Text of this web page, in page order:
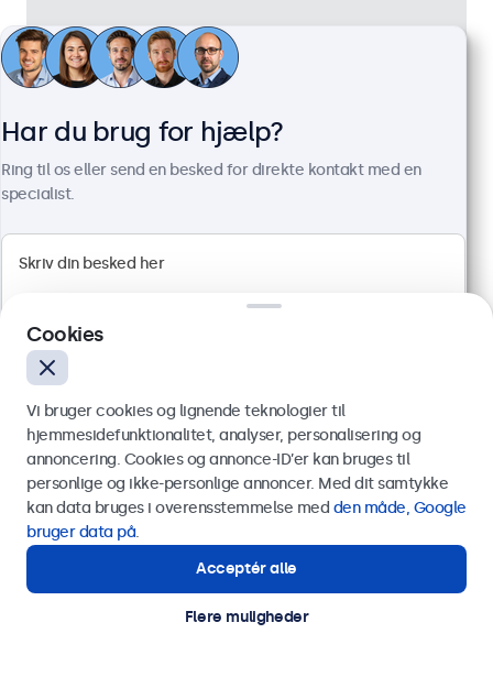
19 Tommer Touchskærm Metal
Varenummer:19TS7M
Full HD-panel med multi-touch
Ydermål: 481 x 294 x 45 mm
5.623,75 kr. inkl. moms
Har du brug for hjælp?
Ring til os eller send en besked for direkte kontakt med en
specialist.
Send
Eller ring til os på
Kontakt vores specialister.
Cookies
Vi bruger cookies og lignende teknologier til
hjemmesidefunktionalitet, analyser, personalisering og
annoncering. Cookies og annonce-ID’er kan bruges til
personlige og ikke-personlige annoncer. Med dit samtykke
kan data bruges i overensstemmelse med den måde, Google
bruger data på.
Acceptér alle
Flere muligheder